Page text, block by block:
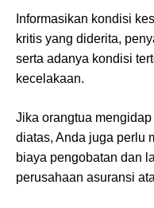
Informasikan kondisi
kritis yang diderita,
serta adanya kondisi
kecelakaan.
Jika orangtua
diatas, Anda juga perlu
biaya pengobatan dan
perusahaan asuransi